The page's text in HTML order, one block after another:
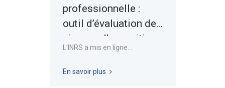
professionnelle :
outil d’évaluation des
niveaux d’exposition
professionnelle
L’INRS a mis en ligne...
En savoir plus